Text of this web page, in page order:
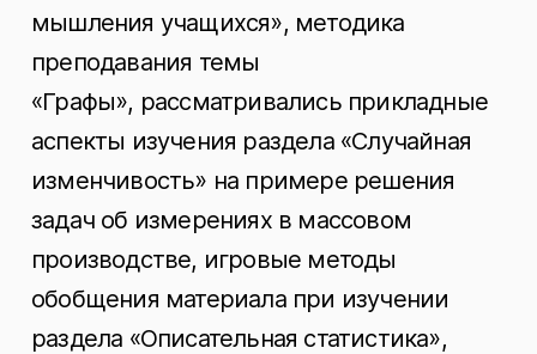
мышления учащихся», методика
преподавания темы
«Графы», рассматривались прикладные
аспекты изучения раздела «Случайная
изменчивость» на примере решения
задач об измерениях в массовом
производстве, игровые методы
обобщения материала при изучении
раздела «Описательная статистика»,